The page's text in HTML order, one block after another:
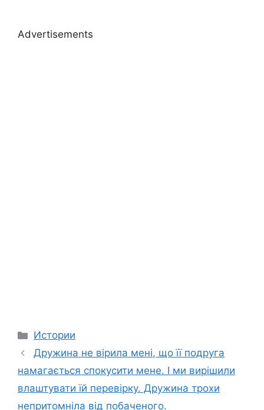
Advertisements
Categories
Истории
Дружина не вірила мені, що її подруга
намагається спокусити мене. І ми вирішили
влаштувати їй перевірку. Дружина трохи
непритомніла від побаченого.